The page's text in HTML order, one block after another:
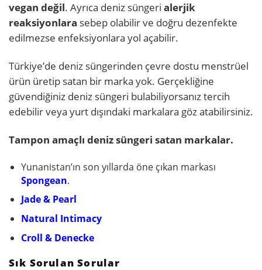
vegan değil. Ayrıca deniz süngeri alerjik
reaksiyonlara sebep olabilir ve doğru dezenfekte
edilmezse enfeksiyonlara yol açabilir.
Türkiye’de deniz süngerinden çevre dostu menstrüel
ürün üretip satan bir marka yok. Gerçekliğine
güvendiğiniz deniz süngeri bulabiliyorsanız tercih
edebilir veya yurt dışındaki markalara göz atabilirsiniz.
Tampon amaçlı deniz süngeri satan markalar.
Yunanistan’ın son yıllarda öne çıkan markası
Spongean.
Jade & Pearl
Natural Intimacy
Croll & Denecke
Sık Sorulan Sorular